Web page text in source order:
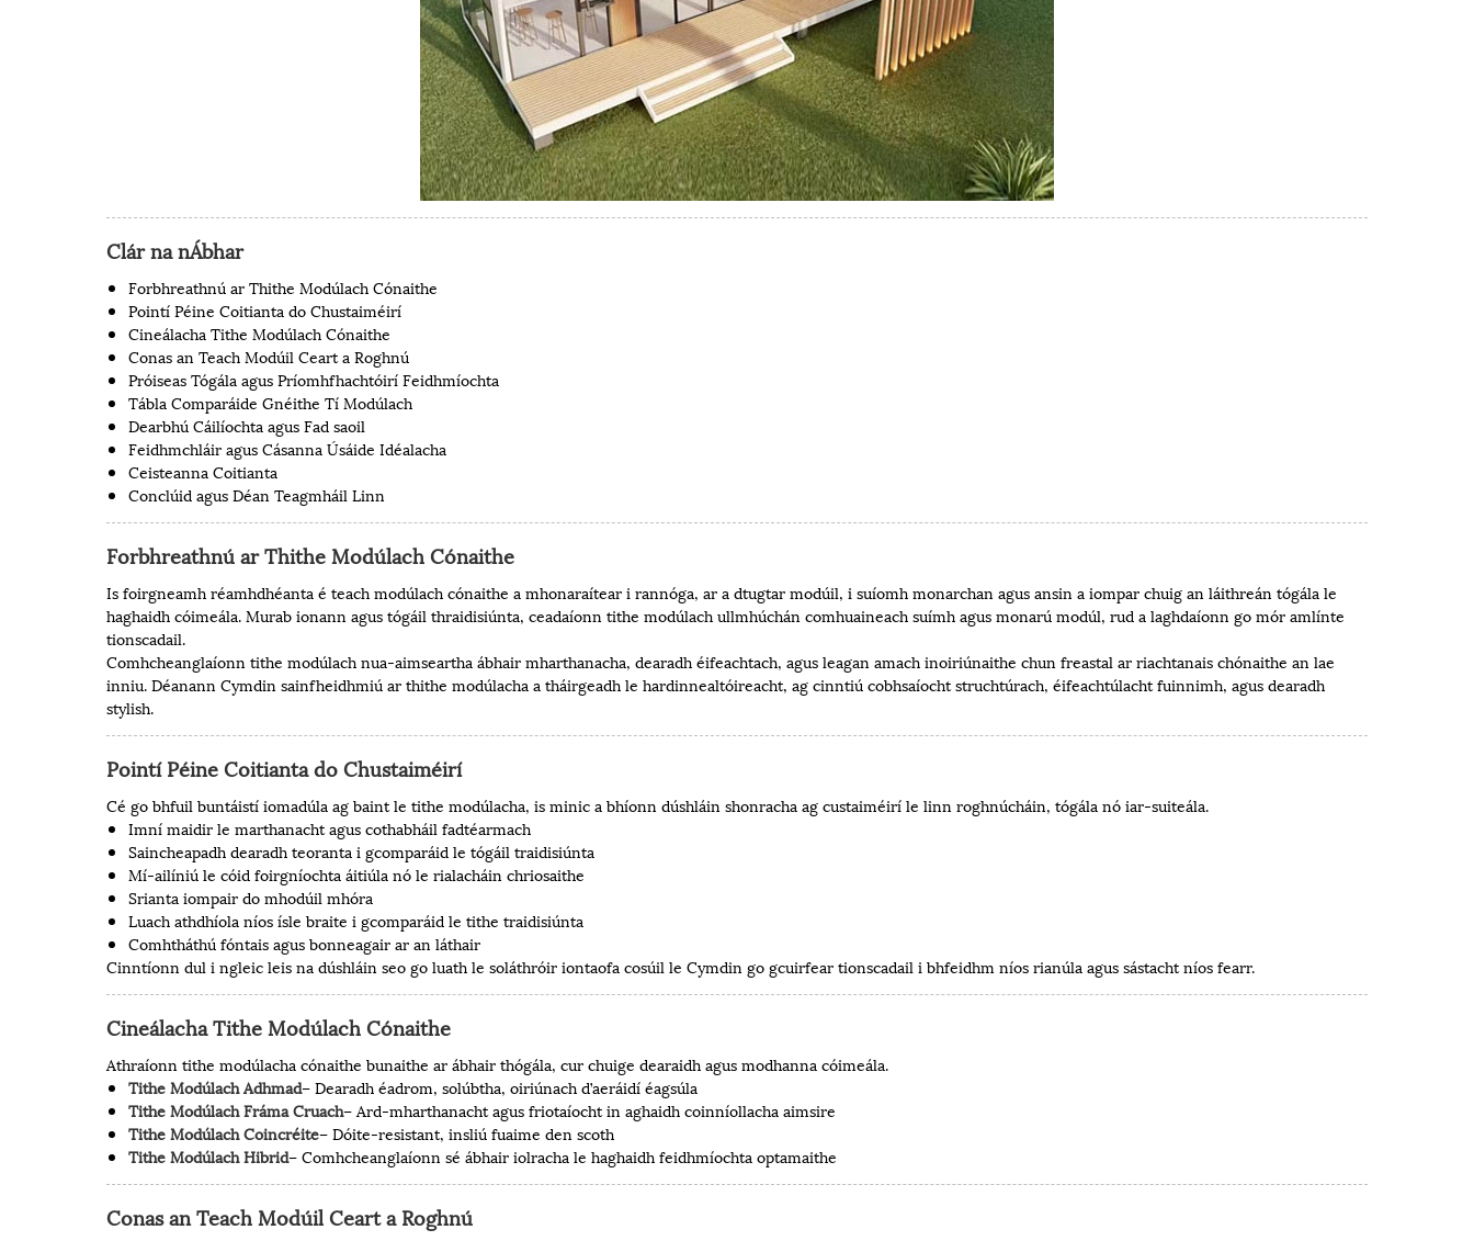
Clár na nÁbhar
Forbhreathnú ar Thithe Modúlach Cónaithe
Pointí Péine Coitianta do Chustaiméirí
Cineálacha Tithe Modúlach Cónaithe
Conas an Teach Modúil Ceart a Roghnú
Próiseas Tógála agus Príomhfhachtóirí Feidhmíochta
Tábla Comparáide Gnéithe Tí Modúlach
Dearbhú Cáilíochta agus Fad saoil
Feidhmchláir agus Cásanna Úsáide Idéalacha
Ceisteanna Coitianta
Conclúid agus Déan Teagmháil Linn
Forbhreathnú ar Thithe Modúlach Cónaithe
Is foirgneamh réamhdhéanta é teach modúlach cónaithe a mhonaraítear i rannóga, ar a dtugtar modúil, i suíomh monarchan agus ansin a iompar chuig an láithreán tógála le
haghaidh cóimeála. Murab ionann agus tógáil thraidisiúnta, ceadaíonn tithe modúlach ullmhúchán comhuaineach suímh agus monarú modúl, rud a laghdaíonn go mór amlínte
tionscadail.
Comhcheanglaíonn tithe modúlach nua-aimseartha ábhair mharthanacha, dearadh éifeachtach, agus leagan amach inoiriúnaithe chun freastal ar riachtanais chónaithe an lae
inniu. Déanann Cymdin sainfheidhmiú ar thithe modúlacha a tháirgeadh le hardinnealtóireacht, ag cinntiú cobhsaíocht struchtúrach, éifeachtúlacht fuinnimh, agus dearadh
stylish.
Pointí Péine Coitianta do Chustaiméirí
Cé go bhfuil buntáistí iomadúla ag baint le tithe modúlacha, is minic a bhíonn dúshláin shonracha ag custaiméirí le linn roghnúcháin, tógála nó iar-suiteála.
Imní maidir le marthanacht agus cothabháil fadtéarmach
Saincheapadh dearadh teoranta i gcomparáid le tógáil traidisiúnta
Mí-ailíniú le cóid foirgníochta áitiúla nó le rialacháin chriosaithe
Srianta iompair do mhodúil mhóra
Luach athdhíola níos ísle braite i gcomparáid le tithe traidisiúnta
Comhtháthú fóntais agus bonneagair ar an láthair
Cinntíonn dul i ngleic leis na dúshláin seo go luath le soláthróir iontaofa cosúil le Cymdin go gcuirfear tionscadail i bhfeidhm níos rianúla agus sástacht níos fearr.
Cineálacha Tithe Modúlach Cónaithe
Athraíonn tithe modúlacha cónaithe bunaithe ar ábhair thógála, cur chuige dearaidh agus modhanna cóimeála.
Tithe Modúlach Adhmad– Dearadh éadrom, solúbtha, oiriúnach d’aeráidí éagsúla
Tithe Modúlach Fráma Cruach– Ard-mharthanacht agus friotaíocht in aghaidh coinníollacha aimsire
Tithe Modúlach Coincréite– Dóite-resistant, insliú fuaime den scoth
Tithe Modúlach Hibrid– Comhcheanglaíonn sé ábhair iolracha le haghaidh feidhmíochta optamaithe
Conas an Teach Modúil Ceart a Roghnú